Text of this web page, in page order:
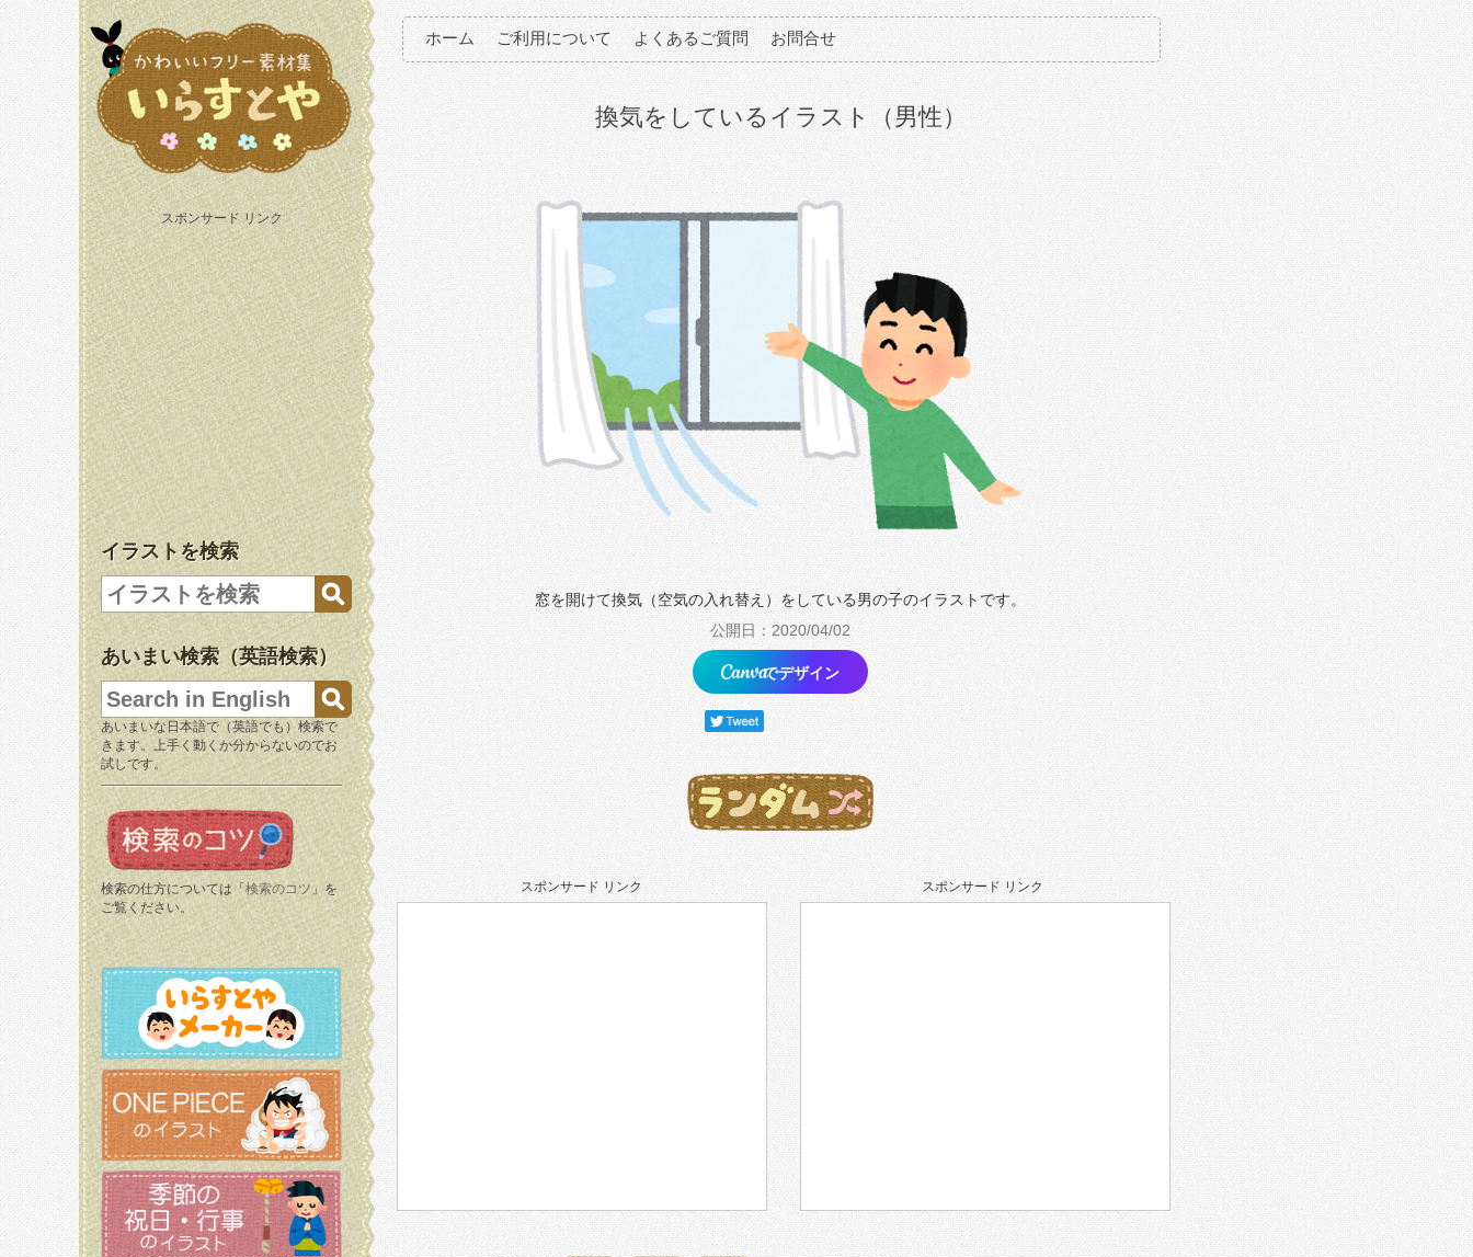
スポンサード リンク
イラストを検索
あいまい検索（英語検索）
あいまいな日本語で（英語でも）検索で
きます。上手く動くか分からないのでお
試しです。
検索の仕方については「 検索のコツ 」を
ご覧ください。
ホーム ご利用について よくあるご質問 お問合せ
換気をしているイラスト（男性）
窓を開けて換気（空気の入れ替え）をしている男の子のイラストです。
公開日：2020/04/02
でデザイン
スポンサード リンク スポンサード リンク